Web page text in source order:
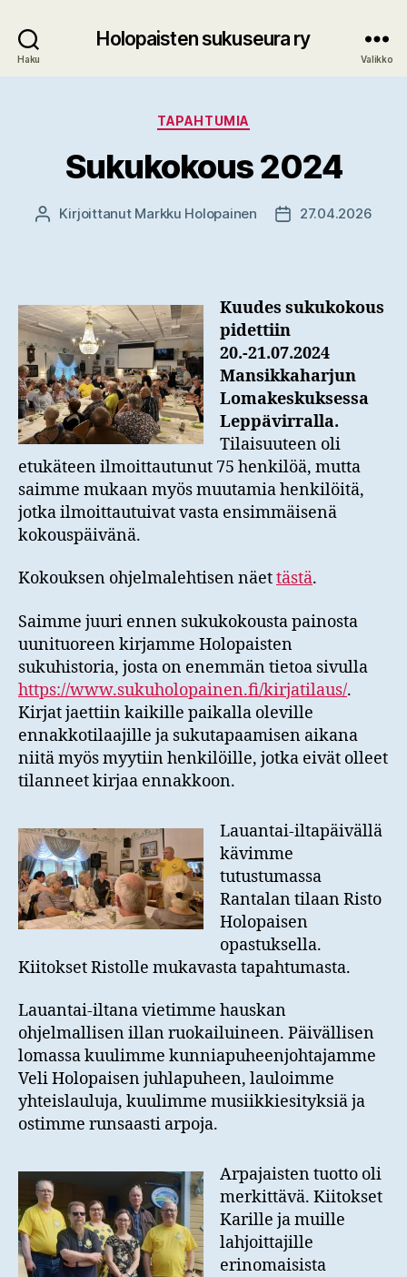
Haku
Holopaisten sukuseura ry
Valikko
Kategoriat
TAPAHTUMIA
Sukukokous 2024
Kirjoittaja
Kirjoittanut Markku Holopainen 27.04.2026
Kuudes sukukokous
pidettiin
20.-21.07.2024
Mansikkaharjun
Lomakeskuksessa
Leppävirralla.
Tilaisuuteen oli
etukäteen ilmoittautunut 75 henkilöä, mutta
saimme mukaan myös muutamia henkilöitä,
jotka ilmoittautuivat vasta ensimmäisenä
kokouspäivänä.
Kokouksen ohjelmalehtisen näettästä.
Saimme juuri ennen sukukokousta painosta
uunituoreen kirjamme Holopaisten
sukuhistoria, josta on enemmän tietoa sivulla
https://www.sukuholopainen.fi/kirjatilaus/.
Kirjat jaettiin kaikille paikalla oleville
ennakkotilaajille ja sukutapaamisen aikana
niitä myös myytiin henkilöille, jotka eivät olleet
tilanneet kirjaa ennakkoon.
Lauantai-iltapäivällä
kävimme
tutustumassa
Rantalan tilaan Risto
Holopaisen
opastuksella.
Kiitokset Ristolle mukavasta tapahtumasta.
Lauantai-iltana vietimme hauskan
ohjelmallisen illan ruokailuineen. Päivällisen
lomassa kuulimme kunniapuheenjohtajamme
Veli Holopaisen juhlapuheen, lauloimme
yhteislauluja, kuulimme musiikkiesityksiä ja
ostimme runsaasti arpoja.
Arpajaisten tuotto oli
merkittävä. Kiitokset
Karille ja muille
lahjoittajille
erinomaisista